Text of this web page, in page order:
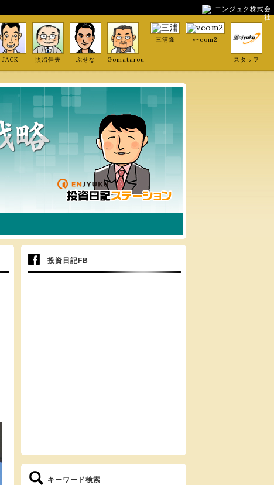
エンジュク株式会
社
JACK 照沼佳夫 ぶせな Gomatarou
三浦隆 v-com2
スタッフ
投資日記FB
キーワード検索